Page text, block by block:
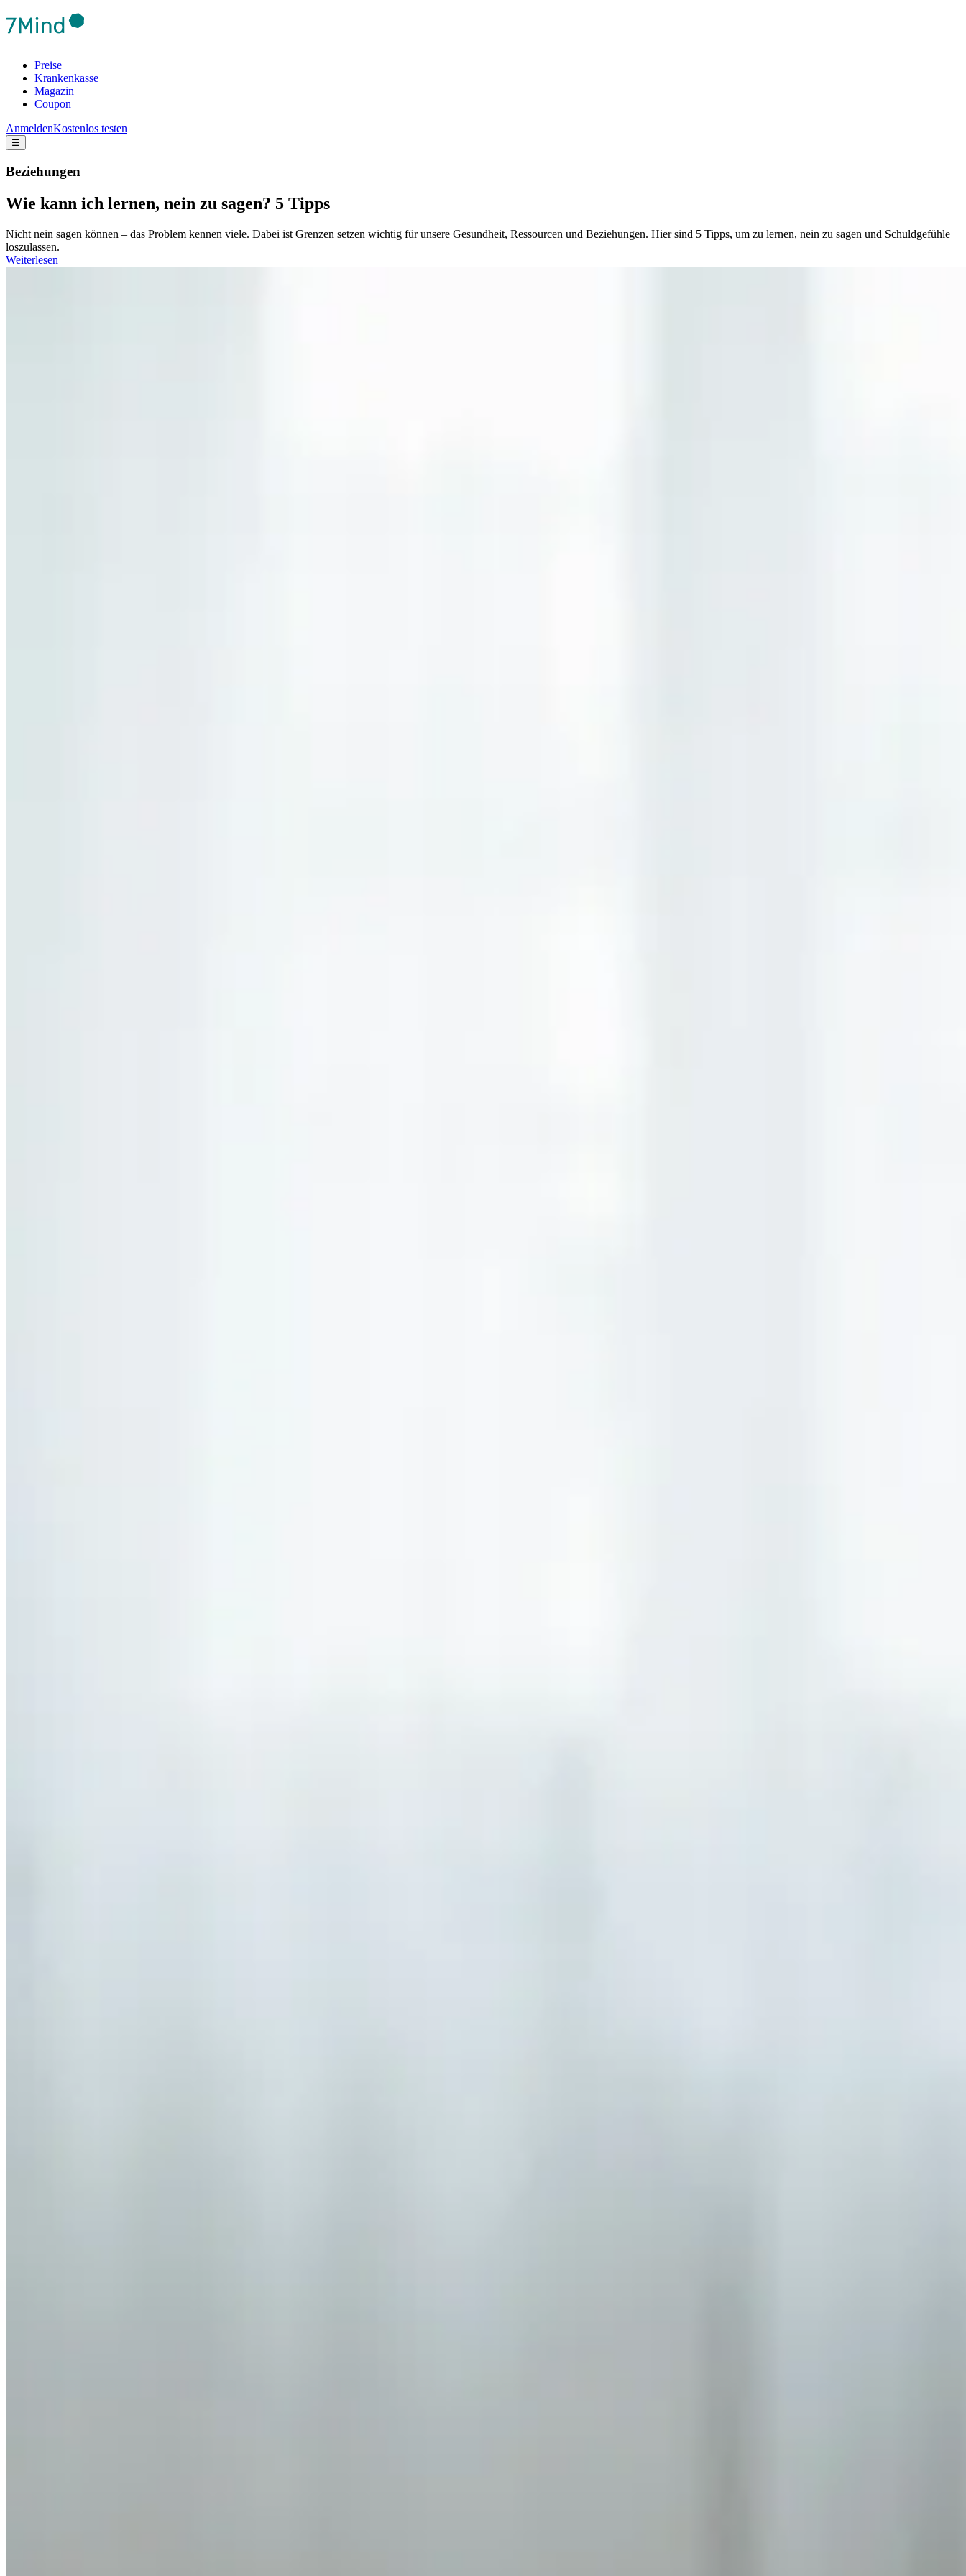
Preise
Krankenkasse
Magazin
Coupon
AnmeldenKostenlos testen
☰
Beziehungen
Wie kann ich lernen, nein zu sagen? 5 Tipps
Nicht nein sagen können – das Problem kennen viele. Dabei ist Grenzen setzen wichtig für unsere Gesundheit, Ressourcen und Beziehungen. Hier sind 5 Tipps, um zu lernen, nein zu sagen und Schuldgefühle
loszulassen.
Weiterlesen